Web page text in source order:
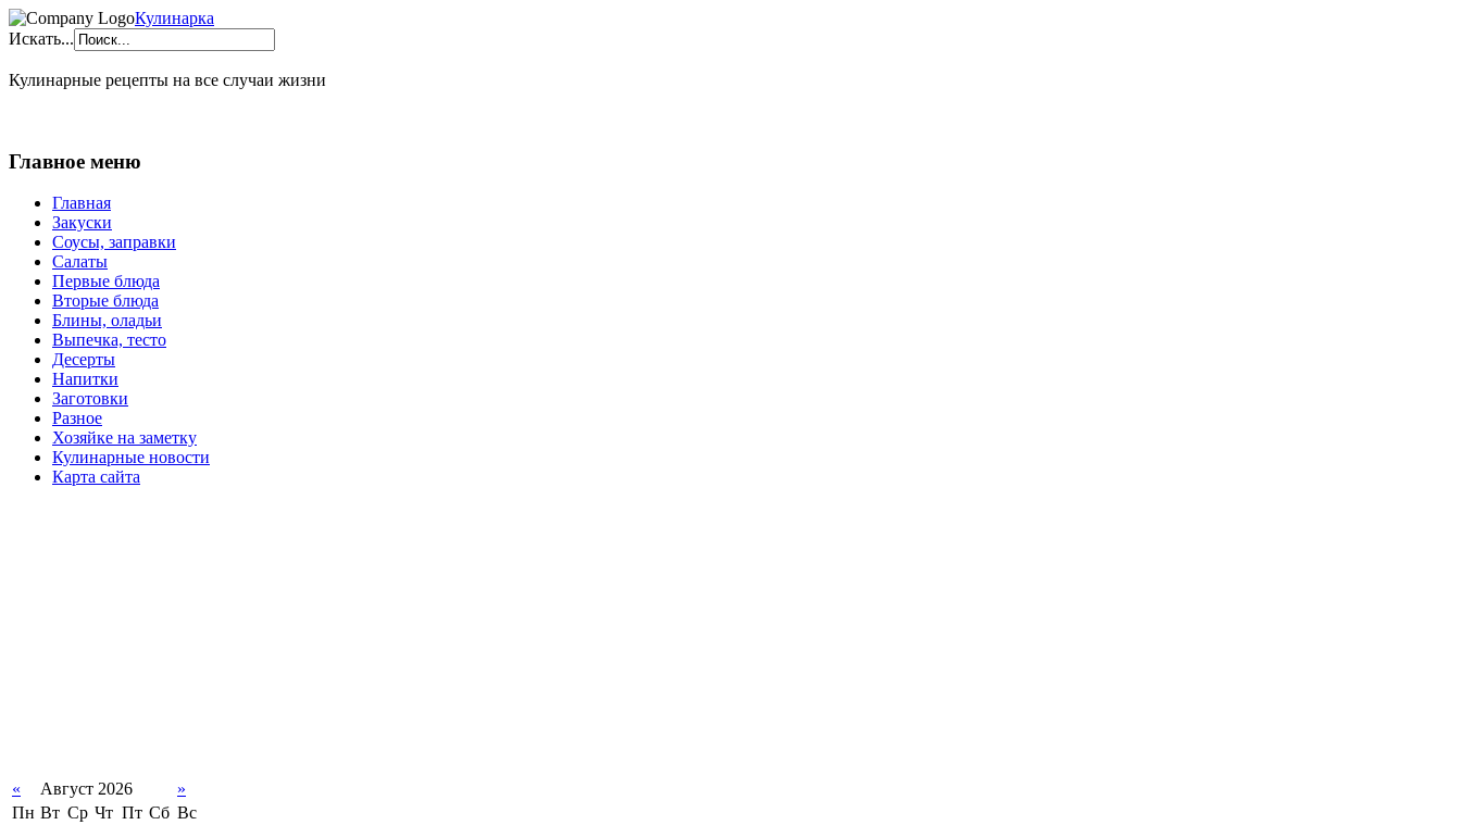
Кулинарка
Искать...
Кулинарные рецепты на все случаи жизни
Главное меню
Главная
Закуски
Соусы, заправки
Салаты
Первые блюда
Вторые блюда
Блины, оладьи
Выпечка, тесто
Десерты
Напитки
Заготовки
Разное
Хозяйке на заметку
Кулинарные новости
Карта сайта
« Август 2026
»
Пн Вт Ср Чт Пт Сб Вс